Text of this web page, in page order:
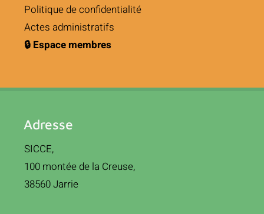
Politique de confidentialité
Actes administratifs
🔒 Espace membres
Adresse
SICCE,
100 montée de la Creuse,
38560 Jarrie